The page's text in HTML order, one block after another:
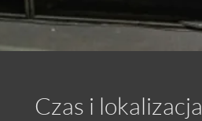
Czas i lokalizacja